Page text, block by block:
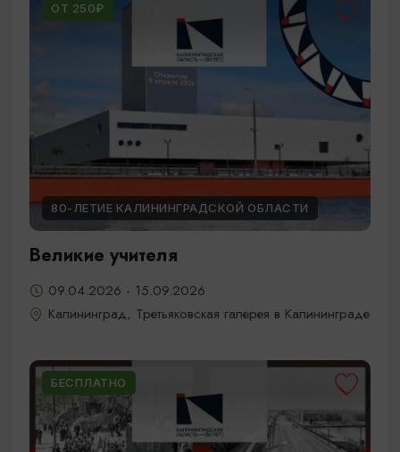
ОТ 250₽
80-ЛЕТИЕ КАЛИНИНГРАДСКОЙ ОБЛАСТИ
Великие учителя
09.04.2026 - 15.09.2026
Калининград, Третьяковская галерея в Калининграде
БЕСПЛАТНО